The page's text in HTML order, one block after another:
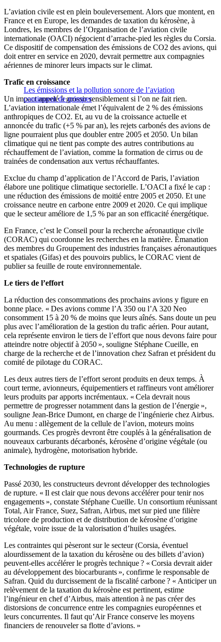
L’aviation civile est en plein bouleversement. Alors que montent, en
France et en Europe, les demandes de taxation du kérosène, à
Londres, les membres de l’Organisation de l’aviation civile
internationale (OACI) négocient d’arrache-pied les règles du Corsia.
Ce dispositif de compensation des émissions de CO2 des avions, qui
doit entrer en service en 2020, devrait permettre aux compagnies
aériennes de minorer leurs impacts sur le climat.
Les émissions et la pollution sonore de l’aviation
continuent de grimper
Trafic en croissance
Un impact appelé à grossir sensiblement si l’on ne fait rien.
L’aviation internationale émet l’équivalent de 2 % des émissions
anthropiques de CO2. Et, au vu de la croissance actuelle et
annoncée du trafic (+5 % par an), les rejets carbonés des avions de
ligne pourraient plus que doubler entre 2005 et 2050. Un bilan
climatique qui ne tient pas compte des autres contributions au
réchauffement de l’aviation, comme la formation de cirrus ou de
trainées de condensation aux vertus réchauffantes.
Exclue du champ d’application de l’Accord de Paris, l’aviation
élabore une politique climatique sectorielle. L’OACI a fixé le cap :
une réduction des émissions de moitié entre 2005 et 2050. Et une
croissance neutre en carbone entre 2009 et 2020. Ce qui implique
que le secteur améliore de 1,5 % par an son efficacité énergétique.
En France, c’est le Conseil pour la recherche aéronautique civile
(CORAC) qui coordonne les recherches en la matière. Émanation
des membres du Groupement des industries françaises aéronautiques
et spatiales (Gifas) et des pouvoirs publics, le CORAC vient de
publier sa feuille de route environnementale.
Le tiers de l’effort
La réduction des consommations des prochains avions y figure en
bonne place. « Des avions comme l’A 350 ou l’A 320 Neo
consomment 15 à 20 % de moins que leurs aînés. Sans doute un peu
plus avec l’amélioration de la gestion du trafic aérien. Pour autant,
cela représente environ le tiers de l’effort que nous devons faire pour
atteindre notre objectif à 2050 », souligne Stéphane Cueille, en
charge de la recherche et de l’innovation chez Safran et président du
comité de pilotage du CORAC.
Les deux autres tiers de l’effort seront produits en deux temps. À
court terme, avionneurs, équipementiers et raffineurs vont améliorer
leurs produits par apports incrémentaux. « Cela devrait nous
permettre de progresser notamment dans la gestion de l’énergie »,
souligne Jean-Brice Dumont, en charge de l’ingénierie chez Airbus.
Au menu : allègement de la cellule de l’avion, moteurs moins
gourmands. Ces progrès devront être couplés à la généralisation de
nouveaux carburants décarbonés, kérosène d’origine végétale (ou
animale), hydrogène, motorisation hybride.
Technologies de rupture
Passé 2030, les constructeurs devront développer des technologies
de rupture. « Il est clair que nous devons accélérer pour tenir nos
engagements », constate Stéphane Cueille. Un consortium réunissant
Total, Air France, Suez, Safran, Airbus, met sur pied une filière
tricolore de production et de distribution de kérosène d’origine
végétale, voire issue de la valorisation d’huiles usagées.
Les contraintes qui pèseront sur le secteur (Corsia, éventuel
alourdissement de la taxation du kérosène ou des billets d’avion)
peuvent-elles accélérer le progrès technique ? « Corsia devrait aider
au développement des biocarburants », confirme le responsable de
Safran. Quid du durcissement de la fiscalité carbone ? « Anticiper un
relèvement de la taxation du kérosène est pertinent, estime
l’ingénieur en chef d’Airbus, mais attention à ne pas créer des
distorsions de concurrence entre les compagnies européennes et
leurs concurrentes. Il faut qu’Air France conserve les moyens
financiers de renouveler sa flotte d’avions. »